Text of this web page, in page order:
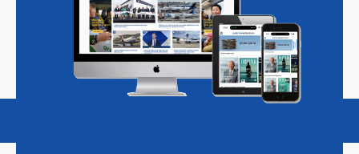
Magazine Podcasts Vacatures